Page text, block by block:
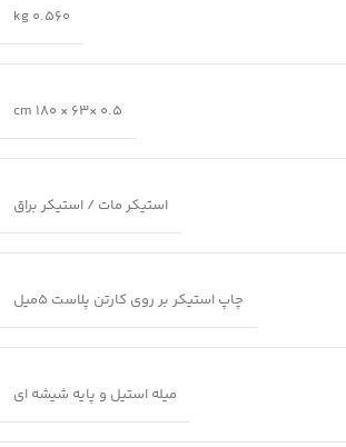
0.560 kg
0.5 ×63 × 180 cm
استیکر مات / استیکر براق
چاپ استیکر بر روی کارتن پلاست 5میل
میله استیل و پایه شیشه ای